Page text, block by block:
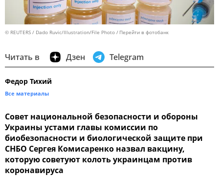
© REUTERS / Dado Ruvic/Illustration/File Photo Перейти в фотобанк
Читать в Дзен Telegram
Федор Тихий
Все материалы
Совет национальной безопасности и обороны
Украины устами главы комиссии по
биобезопасности и биологической защите при
СНБО Сергея Комисаренко назвал вакцину,
которую советуют колоть украинцам против
коронавируса